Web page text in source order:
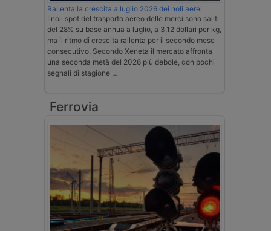
Rallenta la crescita a luglio 2026 dei noli aerei
I noli spot del trasporto aereo delle merci sono saliti
del 28% su base annua a luglio, a 3,12 dollari per kg,
ma il ritmo di crescita rallenta per il secondo mese
consecutivo. Secondo Xeneta il mercato affronta
una seconda metà del 2026 più debole, con pochi
segnali di stagione …
Ferrovia